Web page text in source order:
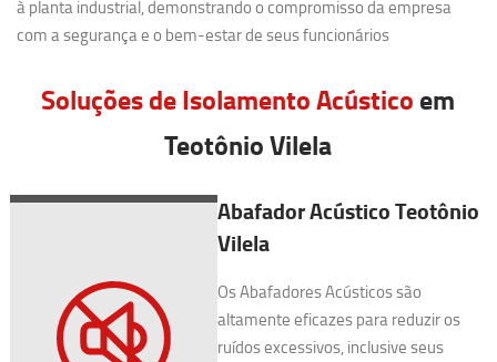
à planta industrial, demonstrando o compromisso da empresa
com a segurança e o bem-estar de seus funcionários
Soluções de Isolamento Acústico em
Teotônio Vilela
Abafador Acústico Teotônio
Vilela
Os Abafadores Acústicos são
altamente eficazes para reduzir os
ruídos excessivos, inclusive seus